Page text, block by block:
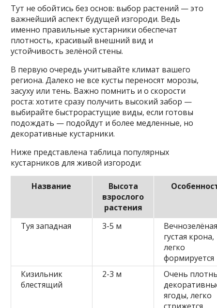
Тут не обойтись без основ: выбор растений — это
важнейший аспект будущей изгороди. Ведь
именно правильные кустарники обеспечат
плотность, красивый внешний вид и
устойчивость зелёной стены.
В первую очередь учитывайте климат вашего
региона. Далеко не все кусты переносят морозы,
засуху или тень. Важно помнить и о скорости
роста: хотите сразу получить высокий забор —
выбирайте быстрорастущие виды, если готовы
подождать — подойдут и более медленные, но
декоративные кустарники.
Ниже представлена таблица популярных
кустарников для живой изгороди:
Название
Высота
взрослого
растения
Туя западная 3-5 м
густая крона,
легко
формируется
Кизильник
блестящий
2-3 м
Очень
ягоды, легко